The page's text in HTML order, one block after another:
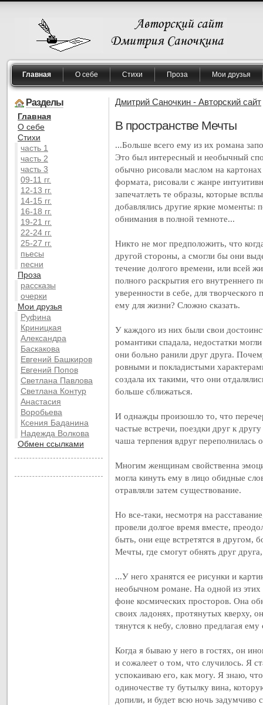
Главная О себе Стихи Проза Мои друзья
Разделы
Главная
O себе
Cтихи
часть 1
часть 2
часть 3
09-11 гг.
12-13 гг.
14-15 гг.
16-18 гг.
19-21 гг.
22-24 гг.
25-27 гг.
пьесы
песни
Проза
рассказы
очерки
Мои друзья
Руфина
Криницкая
Александра
Баскакова
Евгений Башкиров
Евгений Попов
Светлана Павлова
Светлана Контур
Анастасия
Воробьева
Ксения Баданина
Надежда Волкова
Обмен ссылками
Дмитрий Саночкин - Авторский сайт
В пространстве Мечты
...Больше всего ему из их романа
Это был интересный и необычный
обычно рисовали маслом на
формата, рисовали с жанре
запечатлеть те образы, которые
добавлялись другие яркие моменты:
обнимания в полной темноте...
Никто не мог предположить, что
другой стороны, а смогли бы они
течение долгого времени, или всей
полного раскрытия его внутреннего
уверенности в себе, для
ему для жизни? Сложно сказать.
У каждого из них были свои
романтики спадала, недостатки
они больно ранили друг друга.
ровными и покладистыми
создала их такими, что они
больше сближаться.
И однажды произошло то, что
частые встречи, поездки друг к
чаша терпения вдруг переполнилась
Многим женщинам свойственна
могла кинуть ему в лицо обидные
отравляли затем существование.
Но все-таки, несмотря на
провели долгое время вместе,
быть, они еще встретятся в другом,
Мечты, где смогут обнять друг
...У него хранятся ее рисунки и
необычном романе. На одной из
фоне космических просторов. Она
своих ладонях, протянутых кверху,
тянутся к небу, словно предлагая
Когда я бываю у него в гостях, он
и сожалеет о том, что случилось. Я
успокаиваю его, как могу. Я знаю,
одиночестве ту бутылку вина,
допили, и будет всю ночь задумчиво